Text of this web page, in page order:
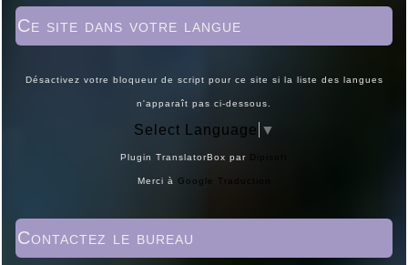
Ce site dans votre langue
Désactivez votre bloqueur de script pour ce site si la liste des langues
n'apparaît pas ci-dessous.
Select Language ▼
Plugin TranslatorBox par
Merci à Google Traduction
Contactez le bureau